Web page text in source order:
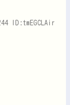
ID:tmEGCLAir